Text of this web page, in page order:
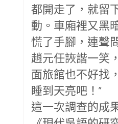
都開走了，就留
動。車廂裡又黑
慌了手腳，連聲
趙元任詼諧一笑
面旅館也不好找
睡到天亮吧！”
這一次調查的成